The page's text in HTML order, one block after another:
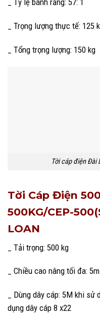
_ Tỷ lệ bánh răng: 57: 1
_ Trọng lượng thực tế: 125
_ Tổng trọng lượng: 150 kg
Tời cáp điện Đài
Tời Cáp Điện
500KG/CEP-
LOAN
_ Tải trọng: 500 kg
_ Chiều cao nâng tối đa:
_ Dùng dây cáp: 5M khi
dụng dây cáp 8 x22